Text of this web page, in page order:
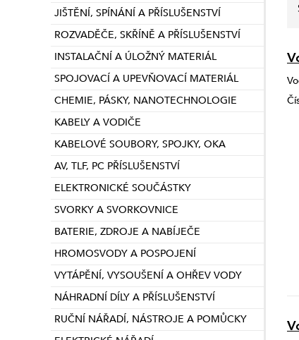
JIŠTĚNÍ, SPÍNÁNÍ A PŘÍSLUŠENSTVÍ
ROZVADĚČE, SKŘÍNĚ A PŘÍSLUŠENSTVÍ
INSTALAČNÍ A ÚLOŽNÝ MATERIÁL
SPOJOVACÍ A UPEVŇOVACÍ MATERIÁL
CHEMIE, PÁSKY, NANOTECHNOLOGIE
KABELY A VODIČE
KABELOVÉ SOUBORY, SPOJKY, OKA
AV, TLF, PC PŘÍSLUŠENSTVÍ
ELEKTRONICKÉ SOUČÁSTKY
SVORKY A SVORKOVNICE
BATERIE, ZDROJE A NABÍJEČE
HROMOSVODY A POSPOJENÍ
VYTÁPĚNÍ, VYSOUŠENÍ A OHŘEV VODY
NÁHRADNÍ DÍLY A PŘÍSLUŠENSTVÍ
RUČNÍ NÁŘADÍ, NÁSTROJE A POMŮCKY